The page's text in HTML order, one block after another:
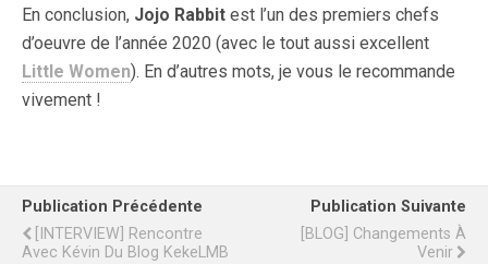
En conclusion, Jojo Rabbit est l’un des premiers chefs
d’oeuvre de l’année 2020 (avec le tout aussi excellent
Little Women). En d’autres mots, je vous le recommande
vivement !
Publication Précédente
[INTERVIEW] Rencontre
Avec Kévin Du Blog KekeLMB
Publication Suivante
[BLOG] Changements À
Venir